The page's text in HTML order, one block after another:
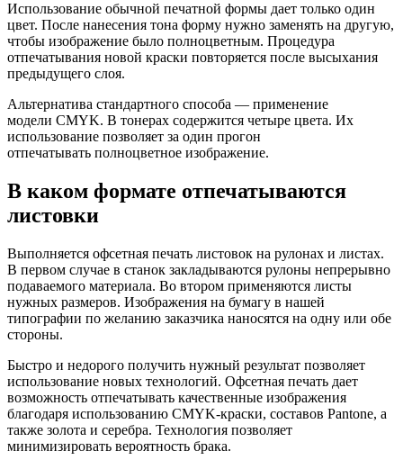
Использование обычной печатной формы дает только один
цвет. После нанесения тона форму нужно заменять на другую,
чтобы изображение было полноцветным. Процедура
отпечатывания новой краски повторяется после высыхания
предыдущего слоя.
Альтернатива стандартного способа — применение
модели CMYK. В тонерах содержится четыре цвета. Их
использование позволяет за один прогон
отпечатывать полноцветное изображение.
В каком формате отпечатываются
листовки
Выполняется офсетная печать листовок на рулонах и листах.
В первом случае в станок закладываются рулоны непрерывно
подаваемого материала. Во втором применяются листы
нужных размеров. Изображения на бумагу в нашей
типографии по желанию заказчика наносятся на одну или обе
стороны.
Быстро и недорого получить нужный результат позволяет
использование новых технологий. Офсетная печать дает
возможность отпечатывать качественные изображения
благодаря использованию CMYK-краски, составов Pantone, а
также золота и серебра. Технология позволяет
минимизировать вероятность брака.